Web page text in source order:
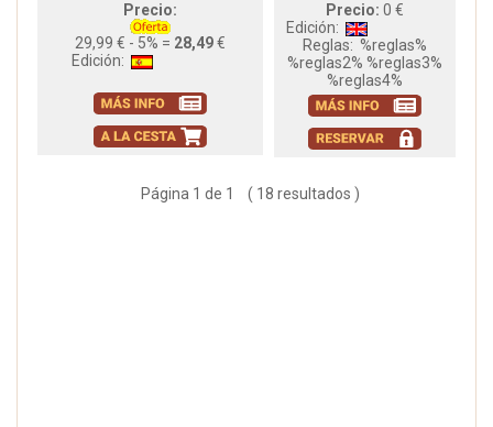
Precio:
29,99 € - 5% = 28,49€
Edición:
Precio: 0 €
Edición:
Reglas: %reglas%
%reglas2% %reglas3%
%reglas4%
Página 1 de 1 ( 18 resultados )